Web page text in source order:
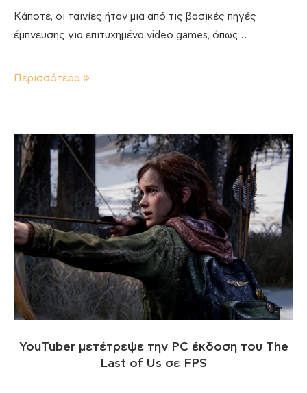
Κάποτε, οι ταινίες ήταν μια από τις βασικές πηγές
έμπνευσης για επιτυχημένα video games, όπως …
Περισσότερα
YouTuber μετέτρεψε την PC έκδοση του The
Last of Us σε FPS